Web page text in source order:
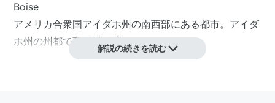
Boise
アメリカ合衆国アイダホ州の南西部にある都市。アイダ
ホ州の州都で商工業が盛んである。
解説の続きを読む